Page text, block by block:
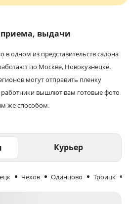
выдачи
одном из представительств салона
по Москве, Новокузнецке.
могут отправить пленку
вышлют вам готовые фото
же способом.
Курьер
Чехов Одинцово Троицк